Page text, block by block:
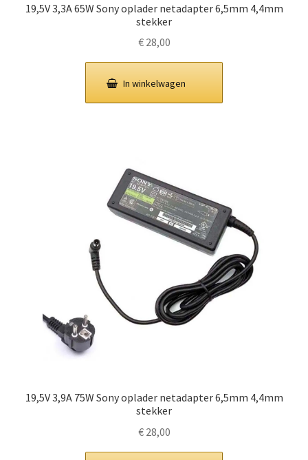
19,5V 3,3A 65W Sony oplader netadapter 6,5mm 4,4mm
stekker
€28,00
In winkelwagen
19,5V 3,9A 75W Sony oplader netadapter 6,5mm 4,4mm
stekker
€28,00